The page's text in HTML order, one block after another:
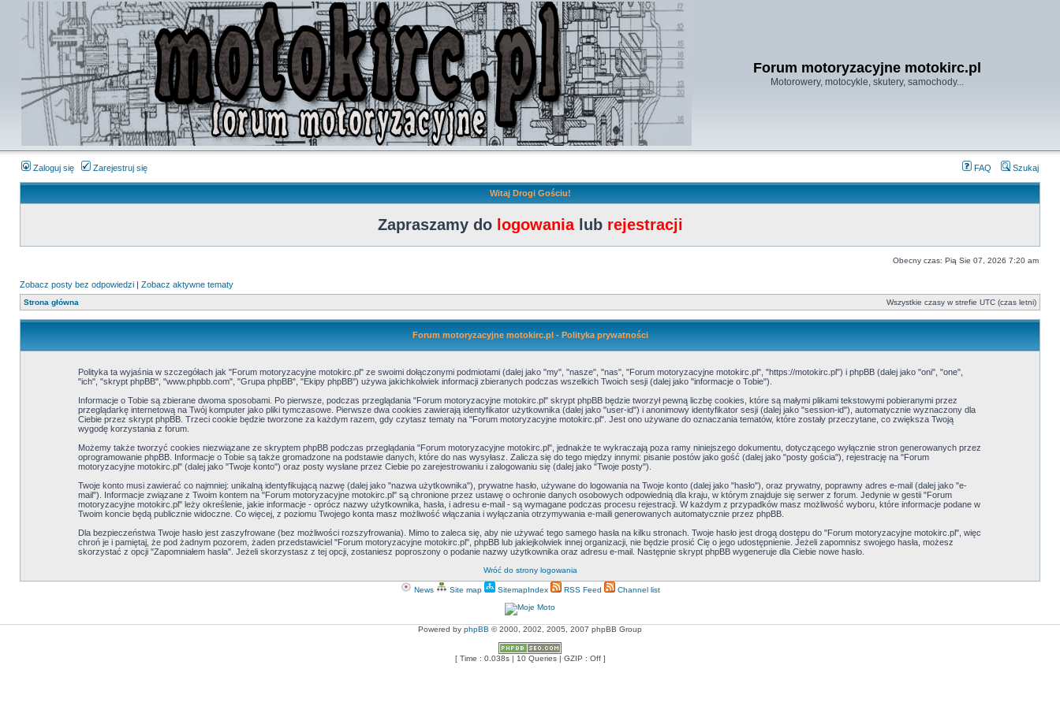
Forum motoryzacyjne motokirc.pl
Motorowery, motocykle, skutery, samochody...
Zaloguj się Zarejestruj się FAQ Szukaj
Witaj Drogi Gościu!
Zapraszamy do logowanialub rejestracji
Obecny czas: Pią Sie 07, 2026 7:20 am
Zobacz posty bez odpowiedzi | Zobacz aktywne tematy
Strona główna Wszystkie czasy w strefie UTC (czas letni)
Forum motoryzacyjne motokirc.pl - Polityka prywatności
Polityka ta wyjaśnia w szczegółach jak "Forum motoryzacyjne motokirc.pl" ze swoimi dołączonymi podmiotami (dalej jako "my", "nasze", "nas", "Forum motoryzacyjne motokirc.pl", "https://motokirc.pl") i phpBB (dalej jako "oni", "one",
"ich", "skrypt phpBB", "www.phpbb.com", "Grupa phpBB", "Ekipy phpBB") używa jakichkolwiek informacji zbieranych podczas wszelkich Twoich sesji (dalej jako "informacje o Tobie").
Informacje o Tobie są zbierane dwoma sposobami. Po pierwsze, podczas przeglądania "Forum motoryzacyjne motokirc.pl" skrypt phpBB będzie tworzył pewną liczbę cookies, które są małymi plikami tekstowymi pobieranymi przez
przeglądarkę internetową na Twój komputer jako pliki tymczasowe. Pierwsze dwa cookies zawierają identyfikator użytkownika (dalej jako "user-id") i anonimowy identyfikator sesji (dalej jako "session-id"), automatycznie wyznaczony dla
Ciebie przez skrypt phpBB. Trzeci cookie będzie tworzone za każdym razem, gdy czytasz tematy na "Forum motoryzacyjne motokirc.pl". Jest ono używane do oznaczania tematów, które zostały przeczytane, co zwiększa Twoją
wygodę korzystania z forum.
Możemy także tworzyć cookies niezwiązane ze skryptem phpBB podczas przeglądania "Forum motoryzacyjne motokirc.pl", jednakże te wykraczają poza ramy niniejszego dokumentu, dotyczącego wyłącznie stron generowanych przez
oprogramowanie phpBB. Informacje o Tobie są także gromadzone na podstawie danych, które do nas wysyłasz. Zalicza się do tego między innymi: pisanie postów jako gość (dalej jako "posty gościa"), rejestrację na "Forum
motoryzacyjne motokirc.pl" (dalej jako "Twoje konto") oraz posty wysłane przez Ciebie po zarejestrowaniu i zalogowaniu się (dalej jako "Twoje posty").
Twoje konto musi zawierać co najmniej: unikalną identyfikującą nazwę (dalej jako "nazwa użytkownika"), prywatne hasło, używane do logowania na Twoje konto (dalej jako "hasło"), oraz prywatny, poprawny adres e-mail (dalej jako "e-
mail"). Informacje związane z Twoim kontem na "Forum motoryzacyjne motokirc.pl" są chronione przez ustawę o ochronie danych osobowych odpowiednią dla kraju, w którym znajduje się serwer z forum. Jedynie w gestii "Forum
motoryzacyjne motokirc.pl" leży określenie, jakie informacje - oprócz nazwy użytkownika, hasła, i adresu e-mail - są wymagane podczas procesu rejestracji. W każdym z przypadków masz możliwość wyboru, które informacje podane w
Twoim koncie będą publicznie widoczne. Co więcej, z poziomu Twojego konta masz możliwość włączania i wyłączania otrzymywania e-maili generowanych automatycznie przez phpBB.
Dla bezpieczeństwa Twoje hasło jest zaszyfrowane (bez możliwości rozszyfrowania). Mimo to zaleca się, aby nie używać tego samego hasła na kilku stronach. Twoje hasło jest drogą dostępu do "Forum motoryzacyjne motokirc.pl", więc
chroń je i pamiętaj, że pod żadnym pozorem, żaden przedstawiciel "Forum motoryzacyjne motokirc.pl", phpBB lub jakiejkolwiek innej organizacji, nie będzie prosić Cię o jego udostępnienie. Jeżeli zapomnisz swojego hasła, możesz
skorzystać z opcji "Zapomniałem hasła". Jeżeli skorzystasz z tej opcji, zostaniesz poproszony o podanie nazwy użytkownika oraz adresu e-mail. Następnie skrypt phpBB wygeneruje dla Ciebie nowe hasło.
Wróć do strony logowania
News Site map SitemapIndex RSS Feed Channel list
Powered by phpBB © 2000, 2002, 2005, 2007 phpBB Group
[ Time : 0.038s | 10 Queries | GZIP : Off ]